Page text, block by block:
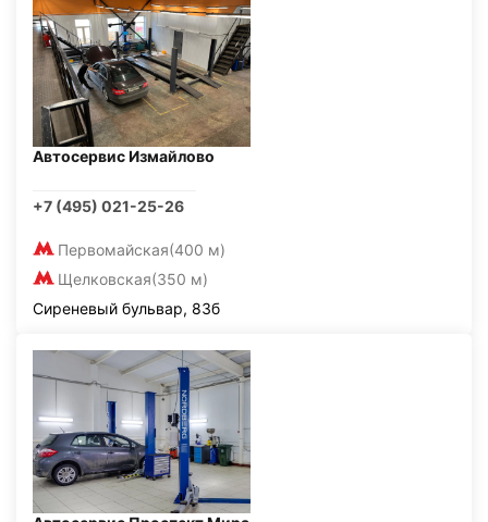
Автосервис Измайлово
+7 (495) 021-25-26
Первомайская(400 м)
Щелковская(350 м)
Сиреневый бульвар, 83б